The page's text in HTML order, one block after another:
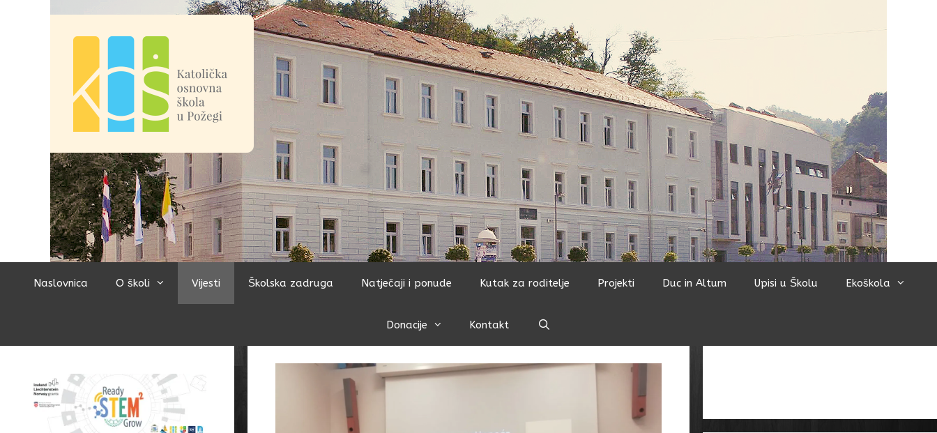
Naslovnica O školi Vijesti Školska zadruga Natječaji i ponude Kutak za roditelje Projekti Duc in Altum Upisi u Školu Ekoškola
Donacije Kontakt